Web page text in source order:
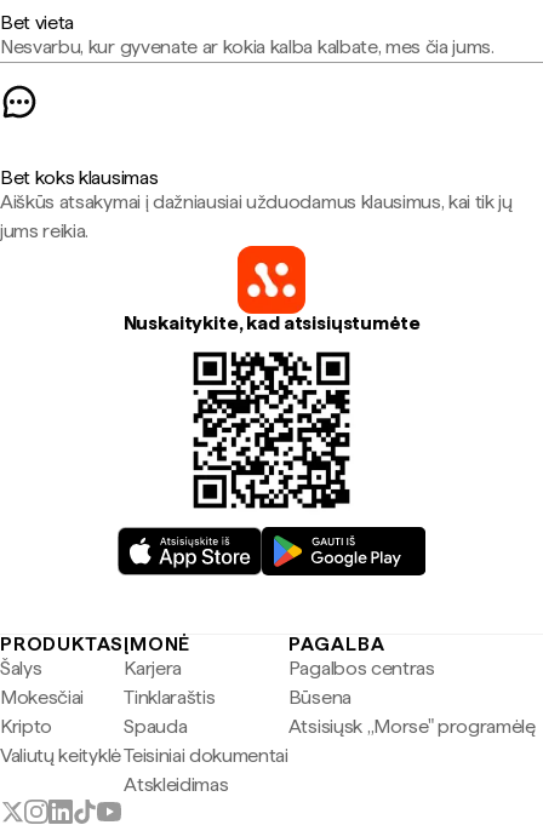
Bet vieta
Nesvarbu, kur gyvenate ar kokia kalba kalbate, mes čia jums.
Bet koks klausimas
Aiškūs atsakymai į dažniausiai užduodamus klausimus, kai tik jų
jums reikia.
Nuskaitykite, kad atsisiųstumėte
PRODUKTAS
Šalys
Mokesčiai
Kripto
Valiutų keityklė
ĮMONĖ
Karjera
Tinklaraštis
Spauda
Teisiniai dokumentai
Atskleidimas
PAGALBA
Pagalbos centras
Būsena
Atsisiųsk „Morse" programėlę